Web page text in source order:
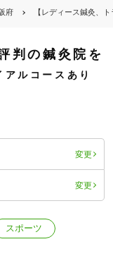
府 【レディース鍼灸、
判の鍼灸院を
ルコースあり
変更
変更
スポーツ